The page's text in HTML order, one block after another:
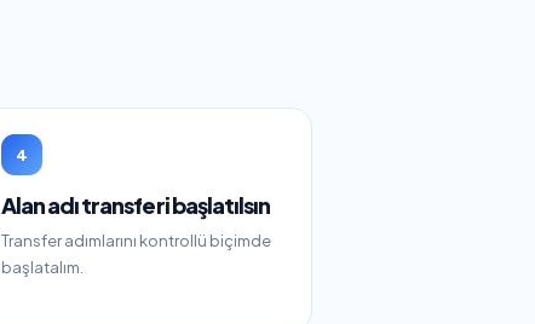
4
Alan adı transferi başlatılsın
Transfer adımlarını kontrollü biçimde
başlatalım.